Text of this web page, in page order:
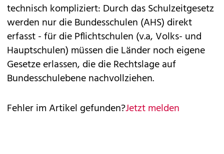
technisch kompliziert: Durch das Schulzeitgesetz
werden nur die Bundesschulen (AHS) direkt
erfasst - für die Pflichtschulen (v.a, Volks- und
Hauptschulen) müssen die Länder noch eigene
Gesetze erlassen, die die Rechtslage auf
Bundesschulebene nachvollziehen.
Fehler im Artikel gefunden?Jetzt melden